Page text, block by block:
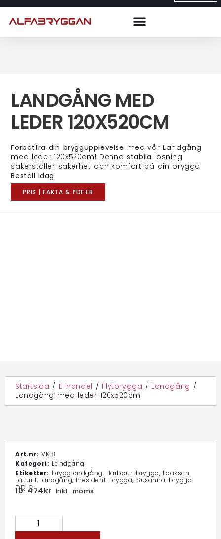
LANDGÅNG MED
LEDER 120X520CM
Förbättra din bryggupplevelse med vår Landgång
med leder 120x520cm! Dennastabila lösning
säkerställer säkerhet och komfort på din brygga.
Beställ idag!
PRIS | FAKTA & PDF:ER
Startsida / E-handel / Flytbrygga / Landgång /
Landgång med leder 120x520cm
Art.nr:VK18
Kategori: Landgång
Etiketter: brygglandgång, Harbour-brygga, Laakson
Laiturit, landgång, President-brygga, Susanna-brygga
PRIS:
10 474kr inkl. moms